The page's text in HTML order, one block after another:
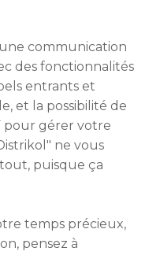
communication
des fonctionnalités
entrants et
et la possibilité de
pour gérer votre
ne vous
puisque ça
temps précieux,
pensez à